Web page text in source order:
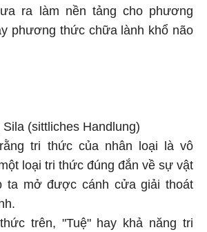
ra làm nền tảng cho phương
phương thức chữa lành khổ não
(sittliches Handlung)
tri thức của nhân loại là vô
loại tri thức đúng đắn về sự vật
ta mở được cánh cửa giải thoát
trên, "Tuệ" hay khả năng tri